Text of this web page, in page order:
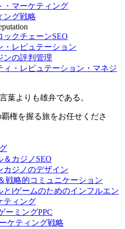
・マーケティング
ング戦略
ックチェーンSEO
・レピュテーション
ンの評判管理
ィ・レピュテーション・マネジ
葉よりも雄弁である。
権を握る旅をお任せくださ
＆カジノSEO
カジノのデザイン
戦略的コミュニケーション
とiゲームのためのインフルエン
ティング
ーミングPPC
ケティング戦略